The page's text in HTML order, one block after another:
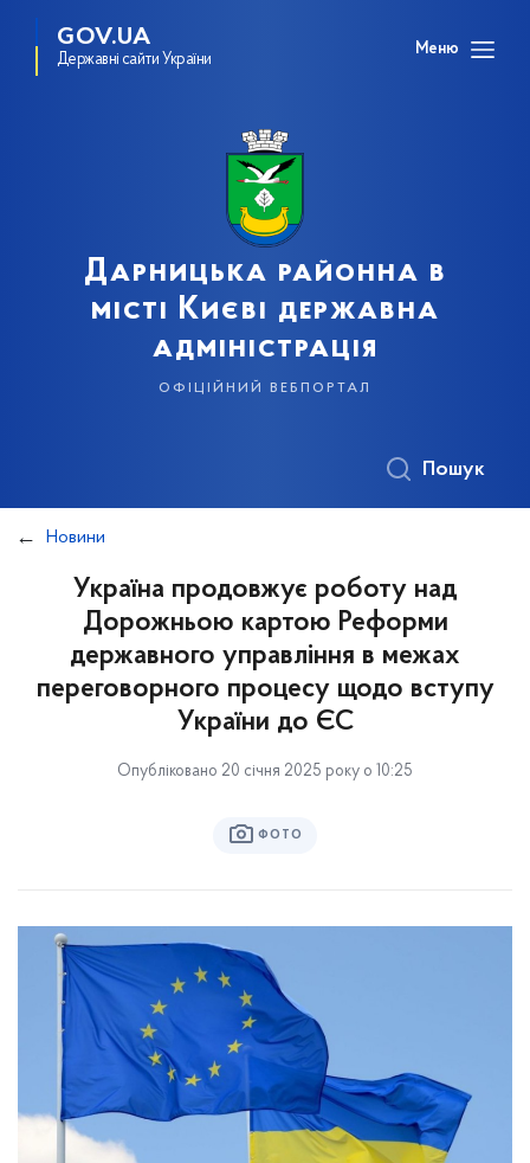
GOV.UA
Державні сайти України
Меню
Дарницька районна в
місті Києві державна
адміністрація
офіційний вебпортал
Пошук
Новини
Україна продовжує роботу над
Дорожньою картою Реформи
державного управління в межах
переговорного процесу щодо вступу
України до ЄС
Опубліковано 20 січня 2025 року о 10:25
ФОТО